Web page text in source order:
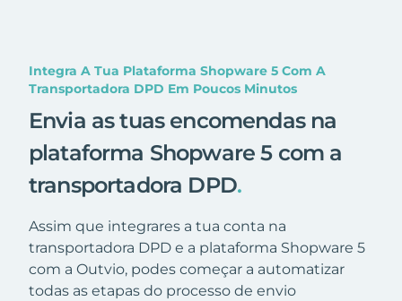
Integra A Tua Plataforma Shopware 5 Com A
Transportadora DPD Em Poucos Minutos
Envia as tuas encomendas na
plataforma Shopware 5 com a
transportadora DPD.
Assim que integrares a tua conta na
transportadora DPD e a plataforma Shopware 5
com a Outvio, podes começar a automatizar
todas as etapas do processo de envio